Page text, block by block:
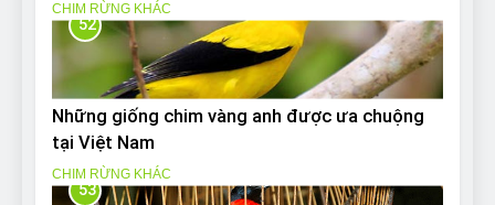
CHIM RỪNG KHÁC
52
Những giống chim vàng anh được ưa chuộng
tại Việt Nam
CHIM RỪNG KHÁC
53